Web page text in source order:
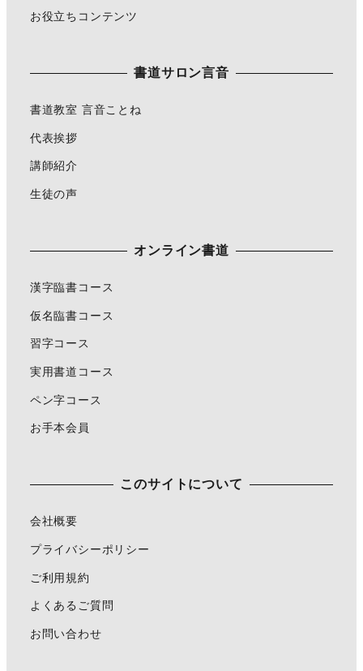
お役立ちコンテンツ
書道サロン言音
書道教室 言音ことね
代表挨拶
講師紹介
生徒の声
オンライン書道
漢字臨書コース
仮名臨書コース
習字コース
実用書道コース
ペン字コース
お手本会員
このサイトについて
会社概要
プライバシーポリシー
ご利用規約
よくあるご質問
お問い合わせ